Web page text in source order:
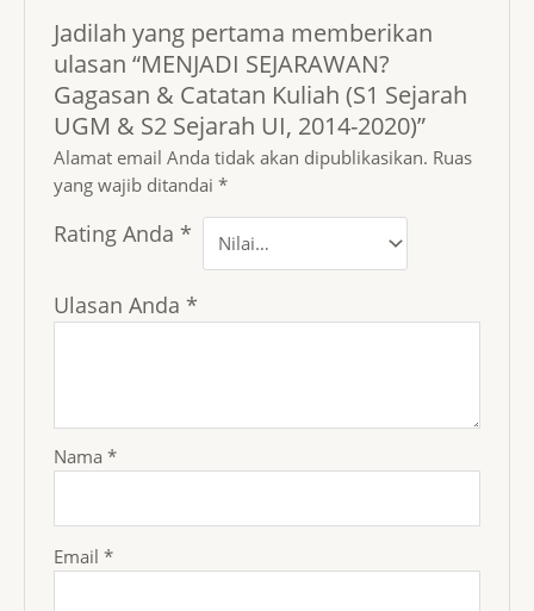
Jadilah yang pertama memberikan
ulasan “MENJADI SEJARAWAN?
Gagasan & Catatan Kuliah (S1 Sejarah
UGM & S2 Sejarah UI, 2014-2020)”
Alamat email Anda tidak akan dipublikasikan. Ruas
yang wajib ditandai*
Rating Anda*
Ulasan Anda*
Nama*
Email*